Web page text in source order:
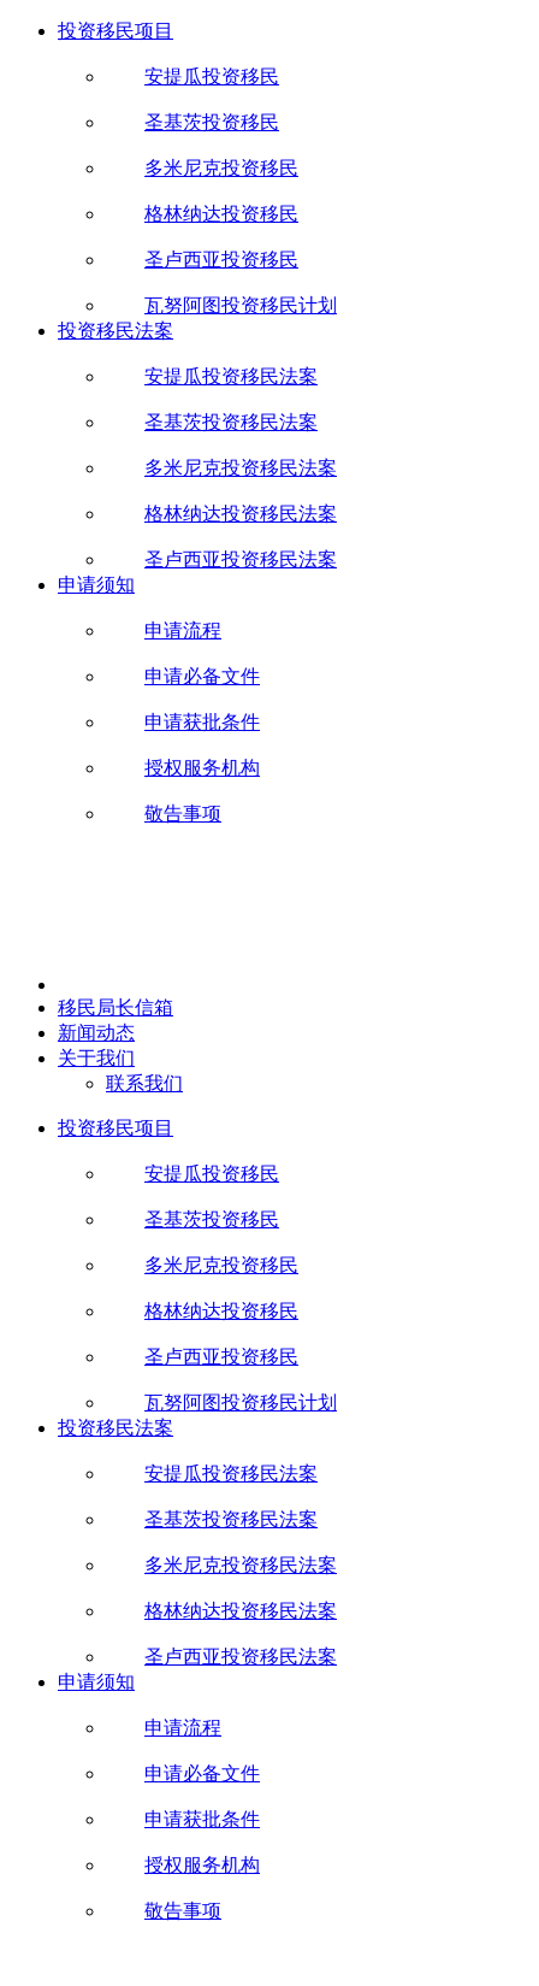
投资移民项目
安提瓜投资移民
圣基茨投资移民
多米尼克投资移民
格林纳达投资移民
圣卢西亚投资移民
瓦努阿图投资移民计划
投资移民法案
安提瓜投资移民法案
圣基茨投资移民法案
多米尼克投资移民法案
格林纳达投资移民法案
圣卢西亚投资移民法案
申请须知
申请流程
申请必备文件
申请获批条件
授权服务机构
敬告事项
移民局长信箱
新闻动态
关于我们
联系我们
投资移民项目
安提瓜投资移民
圣基茨投资移民
多米尼克投资移民
格林纳达投资移民
圣卢西亚投资移民
瓦努阿图投资移民计划
投资移民法案
安提瓜投资移民法案
圣基茨投资移民法案
多米尼克投资移民法案
格林纳达投资移民法案
圣卢西亚投资移民法案
申请须知
申请流程
申请必备文件
申请获批条件
授权服务机构
敬告事项